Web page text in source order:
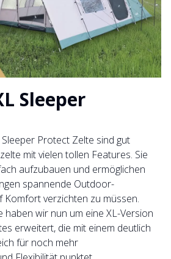
Sleeper
Protect Zelte sind gut
mit vielen tollen Features. Sie
aufzubauen und ermöglichen
spannende Outdoor-
Komfort verzichten zu müssen.
haben wir nun um eine XL-Version
erweitert, die mit einem deutlich
für noch mehr